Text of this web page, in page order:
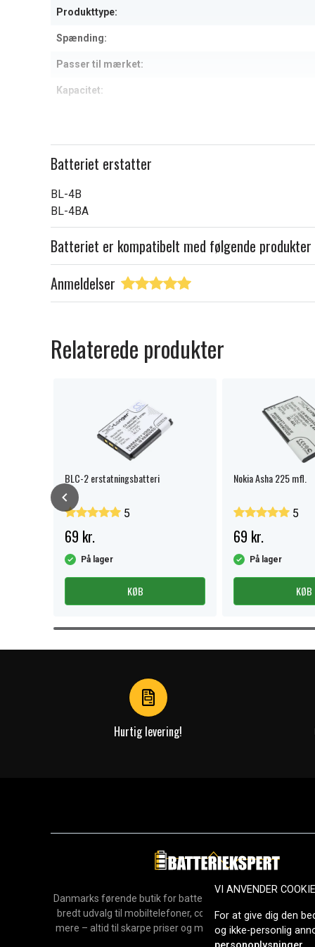
Produkttype:
Spænding:
Passer til mærket:
Kapacitet:
Batteriet erstatter
BL-4B
BL-4BA
Batteriet er kompatibelt med følgende produkter
Anmeldelser
Relaterede produkter
BLC-2 erstatningsbatteri
5
69 kr.
På lager
KØB
Nokia Asha 225 mfl.
5
69 kr.
På lager
KØB
Item
Hurtig levering!
Danmarks førende butik for batterier, opladere og
bredt udvalg til mobiltelefoner, computere, værktøj,
mere – altid til skarpe priser og med hurtig levering.
2006.
VI ANVENDER
For at give dig den
og ikke-personlig